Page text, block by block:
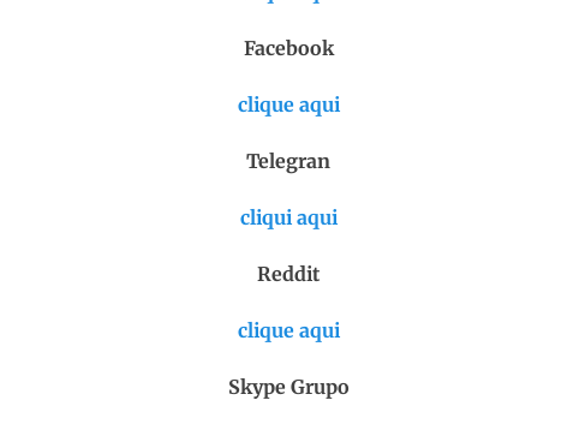
Facebook
clique aqui
Telegran
cliqui aqui
Reddit
clique aqui
Skype Grupo